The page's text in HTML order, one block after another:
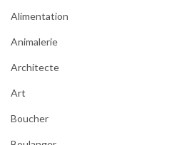
Alimentation
Animalerie
Architecte
Art
Boucher